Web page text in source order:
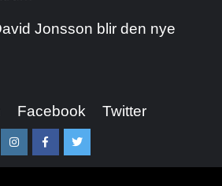
Jonsson blir den nye
Facebook Twitter
InstagramFacebookTwitter